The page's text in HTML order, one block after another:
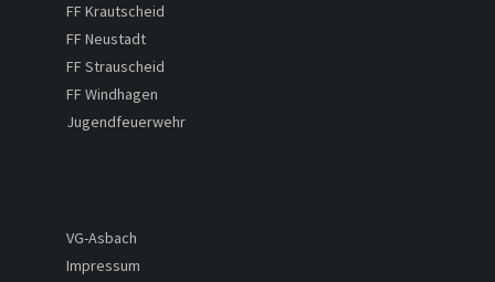
FF Krautscheid
FF Neustadt
FF Strauscheid
FF Windhagen
Jugendfeuerwehr
VG-Asbach
Impressum